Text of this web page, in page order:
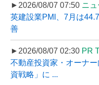
►2026/08/07 07:50 ニ
英建設業PMI、7月は
善
►2026/08/07 02:30 PR
不動産投資家・オーナ
資戦略」に ...